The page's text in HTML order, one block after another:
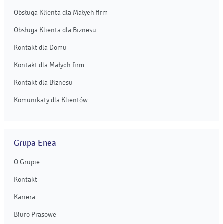
Obsługa Klienta dla Małych firm
Obsługa Klienta dla Biznesu
Kontakt dla Domu
Kontakt dla Małych firm
Kontakt dla Biznesu
Komunikaty dla Klientów
Grupa Enea
O Grupie
Kontakt
Kariera
Biuro Prasowe